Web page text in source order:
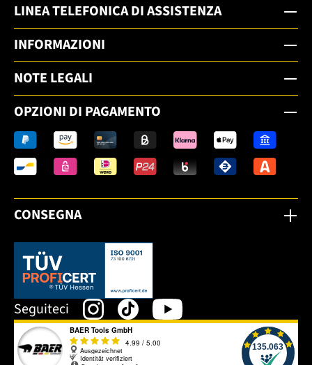
LINEA TELEFONICA DI ASSISTENZA
INFORMAZIONI
NOTE LEGALI
OPZIONI DI PAGAMENTO
CONSEGNA
Dieser Link öffnet sich in einem neuen Tab.
Seguiteci